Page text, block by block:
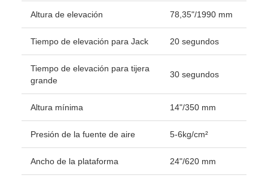
Altura de elevación 78,35"/1990 mm
Tiempo de elevación para Jack 20 segundos
Tiempo de elevación para tijera
grande
30 segundos
Altura mínima 14"/350 mm
Presión de la fuente de aire 5-6kg/cm²
Ancho de la plataforma 24"/620 mm